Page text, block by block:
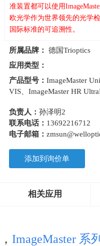
准装置都可以使用
欧光学作为世界领先的光学
国际标准的可追溯性。
所属品牌：
德国Trioptics
应用类型：
产品型号： ImageMaster
VIS、ImageMaster HR
负责人： 孙泽明2
联系电话： 13692216712
电子邮箱：
添加到询价单
相关应用
， ImageMaster 系